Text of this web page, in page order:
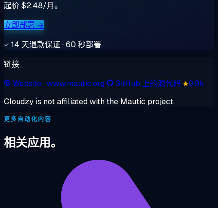
起价 $2.48/月。
立即部署 →
14 天退款保证 · 60 秒部署
链接
Website· www.mautic.org GitHub 上的源代码
9.9k
Cloudzy is not affiliated with the Mautic project.
更多自动化内容
相关应用。